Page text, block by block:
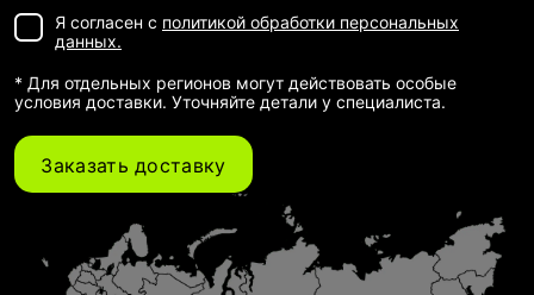
Я согласен с политикой обработки персональных
данных.
* Для отдельных регионов могут действовать особые
условия доставки. Уточняйте детали у специалиста.
Заказать доставку